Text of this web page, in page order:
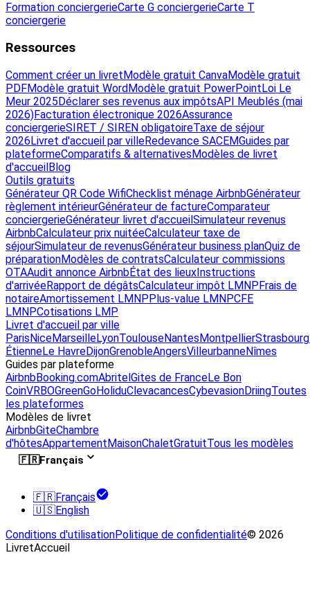
Formation conciergerieCarte G conciergerieCarte T
conciergerie
Ressources
Comment créer un livretModèle gratuit CanvaModèle gratuit
PDFModèle gratuit WordModèle gratuit PowerPointLoi Le
Meur 2025Déclarer ses revenus aux impôtsAPI Meublés (mai
2026)Facturation électronique 2026Assurance
conciergerieSIRET / SIREN obligatoireTaxe de séjour
2026Livret d'accueil par villeRedevance SACEMGuides par
plateformeComparatifs & alternativesModèles de livret
d'accueilBlog
Outils gratuits
Générateur QR Code WifiChecklist ménage AirbnbGénérateur
règlement intérieurGénérateur de factureComparateur
conciergerieGénérateur livret d'accueilSimulateur revenus
AirbnbCalculateur prix nuitéeCalculateur taxe de
séjourSimulateur de revenusGénérateur business planQuiz de
préparationModèles de contratsCalculateur commissions
OTAAudit annonce AirbnbÉtat des lieuxInstructions
d'arrivéeRapport de dégâtsCalculateur impôt LMNPFrais de
notaireAmortissement LMNPPlus-value LMNPCFE
LMNPCotisations LMP
Livret d'accueil par ville
ParisNiceMarseilleLyonToulouseNantesMontpellierStrasbourg
ÉtienneLe HavreDijonGrenobleAngersVilleurbanneNîmes
Guides par plateforme
AirbnbBooking.comAbritelGites de FranceLe Bon
CoinVRBOGreenGoHoliduClevacancesCybevasionDriingToutes
les plateformes
Modèles de livret
AirbnbGiteChambre
d'hôtesAppartementMaisonChaletGratuitTous les modèles
🇫🇷Français
🇫🇷Français
🇺🇸English
Conditions d'utilisationPolitique de confidentialité© 2026
LivretAccueil